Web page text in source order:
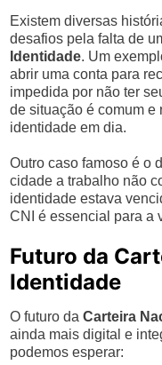
Existem diversas
desafios pela falta de
Identidade. Um
abrir uma conta para
impedida por não ter
de situação é comum e
identidade em dia.
Outro caso famoso é o
cidade a trabalho não
identidade estava
CNI é essencial para a
Futuro da
Identidade
O futuro daCarteira
ainda mais digital e
podemos esperar: